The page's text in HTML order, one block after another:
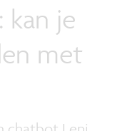
kan je
met